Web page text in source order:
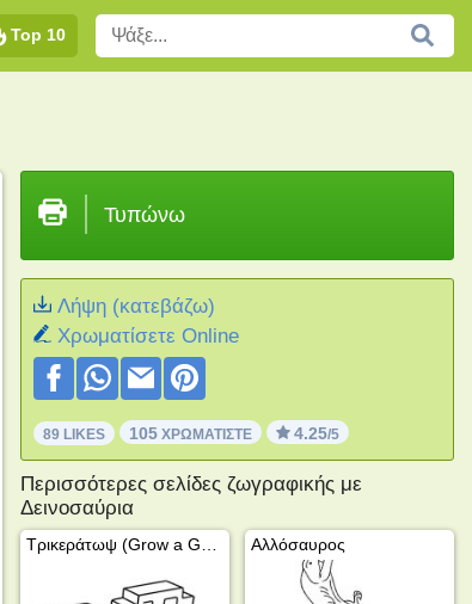
Top 10
Τυπώνω
Λήψη (κατεβάζω)
Xρωματίσετε Online
89 LIKES 105ΧΡΩΜΑΤΊΣΤΕ 4.25/5
Περισσότερες σελίδες ζωγραφικής με
Δεινοσαύρια
Αλλόσαυρος